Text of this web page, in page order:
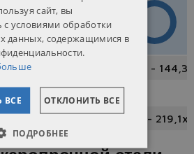
AISI
13,72x2,24 -
904L 10,29x2,0 -
сайт, вы
с условиями обработки
данных, содержащимися в
ВСЕ ОТКЛОНИТЬ ВСЕ
ПОДРОБНЕЕ